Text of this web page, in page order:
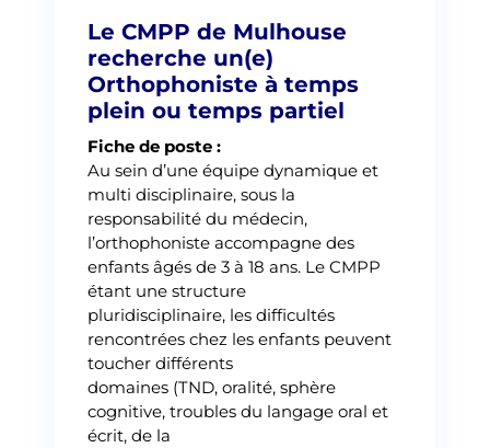
Le CMPP de Mulhouse
recherche un(e)
Orthophoniste à temps
plein ou temps partiel
Fiche de poste :
Au sein d’une équipe dynamique et
multi disciplinaire, sous la
responsabilité du médecin,
l’orthophoniste accompagne des
enfants âgés de 3 à 18 ans. Le CMPP
étant une structure
pluridisciplinaire, les difficultés
rencontrées chez les enfants peuvent
toucher différents
domaines (TND, oralité, sphère
cognitive, troubles du langage oral et
écrit, de la